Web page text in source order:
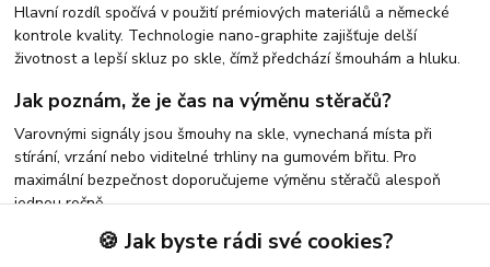
Hlavní rozdíl spočívá v použití prémiových materiálů a německé
kontrole kvality. Technologie nano-graphite zajišťuje delší
životnost a lepší skluz po skle, čímž předchází šmouhám a hluku.
Jak poznám, že je čas na výměnu stěračů?
Varovnými signály jsou šmouhy na skle, vynechaná místa při
stírání, vrzání nebo viditelné trhliny na gumovém břitu. Pro
maximální bezpečnost doporučujeme výměnu stěračů alespoň
jednou ročně.
🍪 Jak byste rádi své cookies?